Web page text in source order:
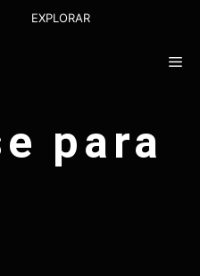
EXPLORAR
para